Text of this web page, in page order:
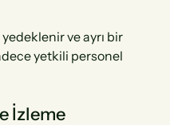
ve ayrı bir
yetkili personel
İzleme